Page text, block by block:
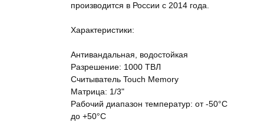
производится в России с 2014 года.
Характеристики:
Антивандальная, водостойкая
Разрешение: 1000 ТВЛ
Cчитыватель Touch Memory
Матрица: 1/3"
Рабочий диапазон температур: от -50°C
до +50°C